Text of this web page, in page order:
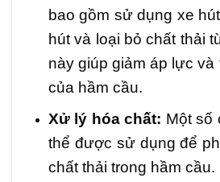
bao gồm sử dụng xe
hút và loại bỏ chất thải
này giúp giảm áp lực và
của hầm cầu.
Xử lý hóa chất: Một số
thể được sử dụng để
chất thải trong hầm